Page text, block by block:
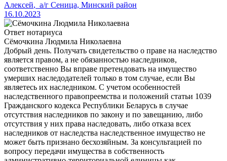
Алексей, а/г Сеница, Минский район
16.10.2023
Ответ нотариуса
Сёмочкина Людмила Николаевна
Добрый день. Получать свидетельство о праве на наследство
является правом, а не обязанностью наследников,
соответственно Вы вправе претендовать на имущество
умерших наследодателей только в том случае, если Вы
являетесь их наследником. С учетом особенностей
наследственного правопреемства и положений статьи 1039
Гражданского кодекса Республики Беларусь в случае
отсутствия наследников по закону и по завещанию, либо
отсутствия у них права наследовать, либо отказа всех
наследников от наследства наследственное имущество не
может быть признано бесхозяйным. За консультацией по
вопросу передачи имущества в собственность